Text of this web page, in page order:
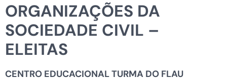
ORGANIZAÇÕES DA
SOCIEDADE CIVIL –
ELEITAS
CENTRO EDUCACIONAL TURMA DO FLAU